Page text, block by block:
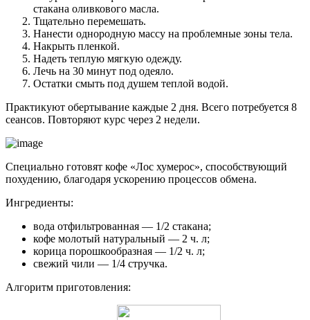
стакана оливкового масла.
Тщательно перемешать.
Нанести однородную массу на проблемные зоны тела.
Накрыть пленкой.
Надеть теплую мягкую одежду.
Лечь на 30 минут под одеяло.
Остатки смыть под душем теплой водой.
Практикуют обертывание каждые 2 дня. Всего потребуется 8
сеансов. Повторяют курс через 2 недели.
Специально готовят кофе «Лос хумерос», способствующий
похудению, благодаря ускорению процессов обмена.
Ингредиенты:
вода отфильтрованная — 1/2 стакана;
кофе молотый натуральный — 2 ч. л;
корица порошкообразная — 1/2 ч. л;
свежий чили — 1/4 стручка.
Алгоритм приготовления: